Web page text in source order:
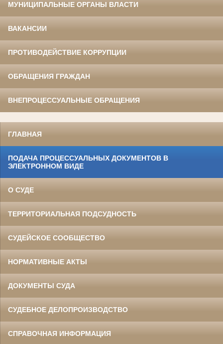
МУНИЦИПАЛЬНЫЕ ОРГАНЫ ВЛАСТИ
ВАКАНСИИ
ПРОТИВОДЕЙСТВИЕ КОРРУПЦИИ
ОБРАЩЕНИЯ ГРАЖДАН
ВНЕПРОЦЕССУАЛЬНЫЕ ОБРАЩЕНИЯ
ГЛАВНАЯ
ПОДАЧА ПРОЦЕССУАЛЬНЫХ ДОКУМЕНТОВ В
ЭЛЕКТРОННОМ ВИДЕ
О СУДЕ
ТЕРРИТОРИАЛЬНАЯ ПОДСУДНОСТЬ
СУДЕЙСКОЕ СООБЩЕСТВО
НОРМАТИВНЫЕ АКТЫ
ДОКУМЕНТЫ СУДА
СУДЕБНОЕ ДЕЛОПРОИЗВОДСТВО
СПРАВОЧНАЯ ИНФОРМАЦИЯ